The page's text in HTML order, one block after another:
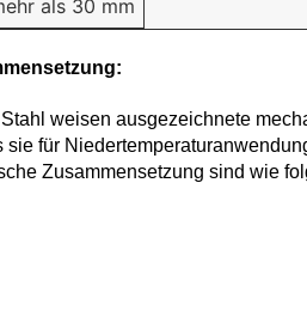
als 30 mm
weisen ausgezeichnete
für
Zusammensetzung sind wie